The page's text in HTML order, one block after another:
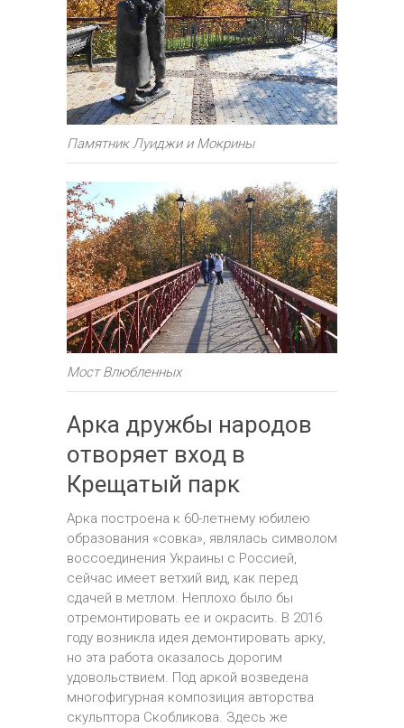
Памятник Луиджи и Мокрины
Мост Влюбленных
Арка дружбы народов
отворяет вход в
Крещатый парк
Арка построена к 60-летнему юбилею
образования «совка», являлась символом
воссоединения Украины с Россией,
сейчас имеет ветхий вид, как перед
сдачей в метлом. Неплохо было бы
отремонтировать ее и окрасить. В 2016
году возникла идея демонтировать арку,
но эта работа оказалось дорогим
удовольствием. Под аркой возведена
многофигурная композиция авторства
скульптора Скобликова. Здесь же